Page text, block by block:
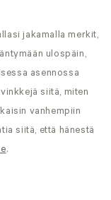
jakamalla merkit,
ulospäin,
asennossa
siitä, miten
vanhempiin
siitä, että hänestä
.